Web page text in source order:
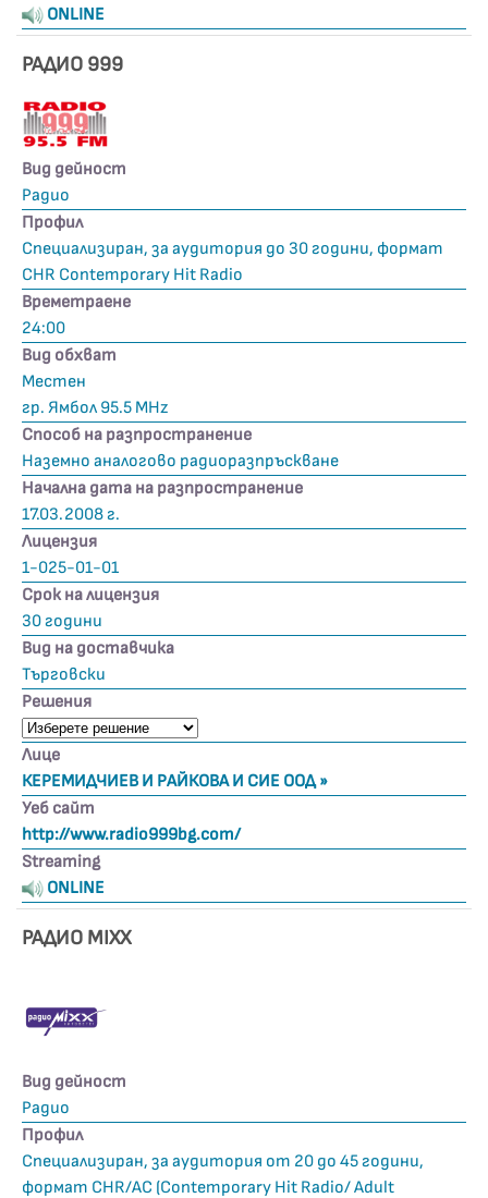
ONLINE
РАДИО 999
Вид дейност
Радио
Профил
Специализиран, за аудитория до 30 години, формат
CHR Contemporary Hit Radio
Времетраене
24:00
Вид обхват
Местен
гр. Ямбол 95.5 MHz
Способ на разпространение
Наземно аналогово радиоразпръскване
Начална дата на разпространение
17.03.2008 г.
Лицензия
1-025-01-01
Срок на лицензия
30 години
Вид на доставчика
Търговски
Решения
Лице
КЕРЕМИДЧИЕВ И РАЙКОВА И СИЕ ООД »
Уеб сайт
http://www.radio999bg.com/
Streaming
ONLINE
РАДИО MIXX
Вид дейност
Радио
Профил
Специализиран, за аудитория от 20 до 45 години,
формат CHR/AC (Contemporary Hit Radio/ Adult